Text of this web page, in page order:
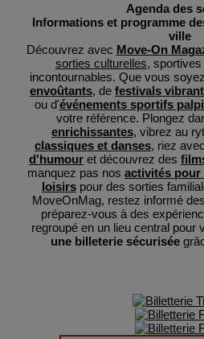
Agenda des
Informations et programme
ville
Découvrez avec Move-On
sorties culturelles,
incontournables. Que vous
envoûtants, de festivals
ou d'événements sportifs
votre référence. Plongez
enrichissantes, vibrez au
classiques et danses, riez
d'humour et découvrez des
manquez pas nos activités pour
loisirs pour des sorties
MoveOnMag, restez informé
préparez-vous à des
regroupé en un lieu central pour
une billeterie sécurisée